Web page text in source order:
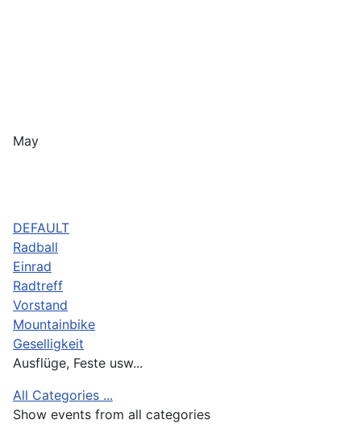
May
DEFAULT
Radball
Einrad
Radtreff
Vorstand
Mountainbike
Geselligkeit
Ausflüge, Feste usw...
All Categories ...
Show events from all categories